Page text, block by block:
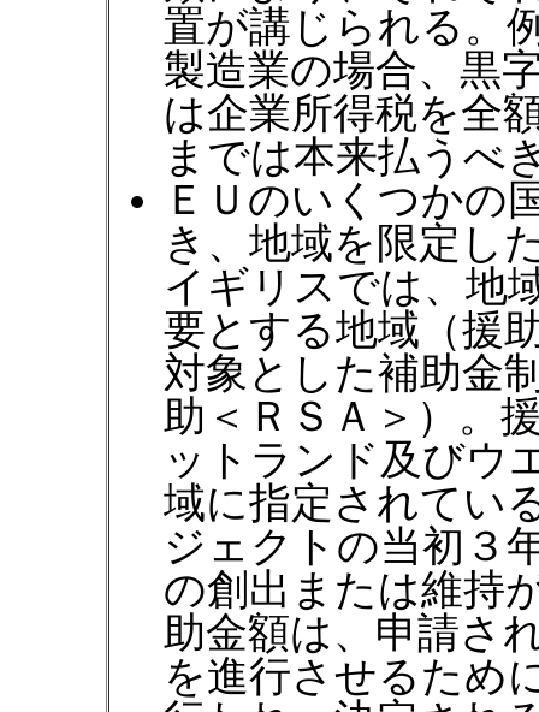
置が講じられる。
製造業の場合、黒
は企業所得税を全
までは本来払うべ
ＥＵのいくつかの
き、地域を限定し
イギリスでは、地
要とする地域（援
対象とした補助金
助＜ＲＳＡ＞）。
ットランド及びウ
域に指定されてい
ジェクトの当初３
の創出または維持
助金額は、申請さ
を進行させるため